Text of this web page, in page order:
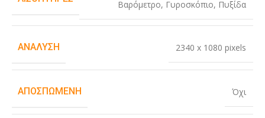
Βαρόμετρο, Γυροσκόπιο, Πυξίδα
ΑΝΆΛΥΣΗ 2340 x 1080 pixels
ΑΠΟΣΠΏΜΕΝΗ Όχι